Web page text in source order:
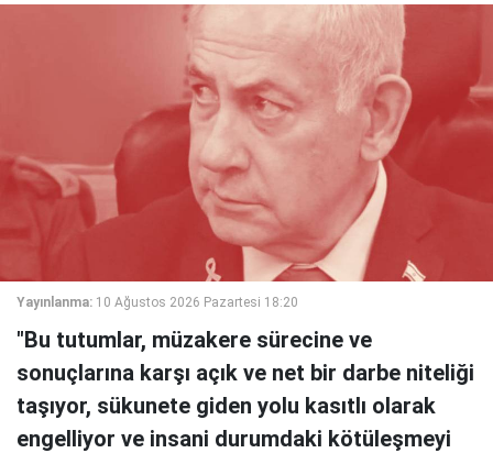
Yayınlanma: 10 Ağustos 2026 Pazartesi 18:20
"Bu tutumlar, müzakere sürecine ve
sonuçlarına karşı açık ve net bir darbe niteliği
taşıyor, sükunete giden yolu kasıtlı olarak
engelliyor ve insani durumdaki kötüleşmeyi